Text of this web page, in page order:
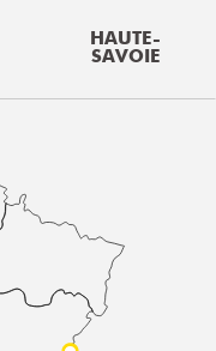
HAUTE-
SAVOIE